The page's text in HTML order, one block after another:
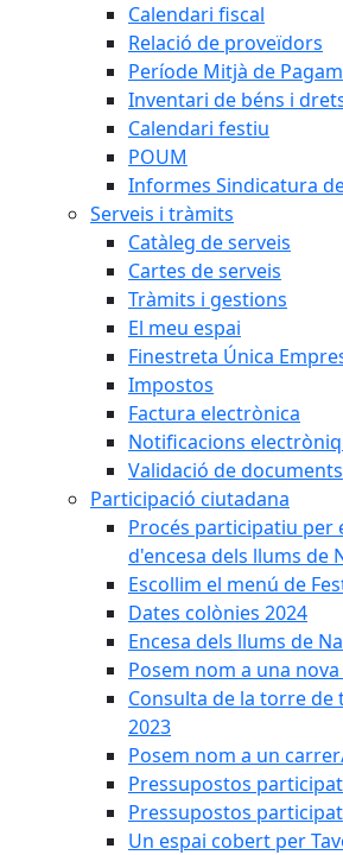
Calendari fiscal
Relació de proveïdors
Període Mitjà de
Inventari de béns i
Calendari festiu
POUM
Informes Sindicatura
Serveis i tràmits
Catàleg de serveis
Cartes de serveis
Tràmits i gestions
El meu espai
Finestreta Única
Impostos
Factura electrònica
Notificacions
Validació de documents
Participació ciutadana
Procés participatiu per
d'encesa dels llums de
Escollim el menú de
Dates colònies 2024
Encesa dels llums de
Posem nom a una
Consulta de la torre de
2023
Posem nom a un
Pressupostos
Pressupostos
Un espai cobert per